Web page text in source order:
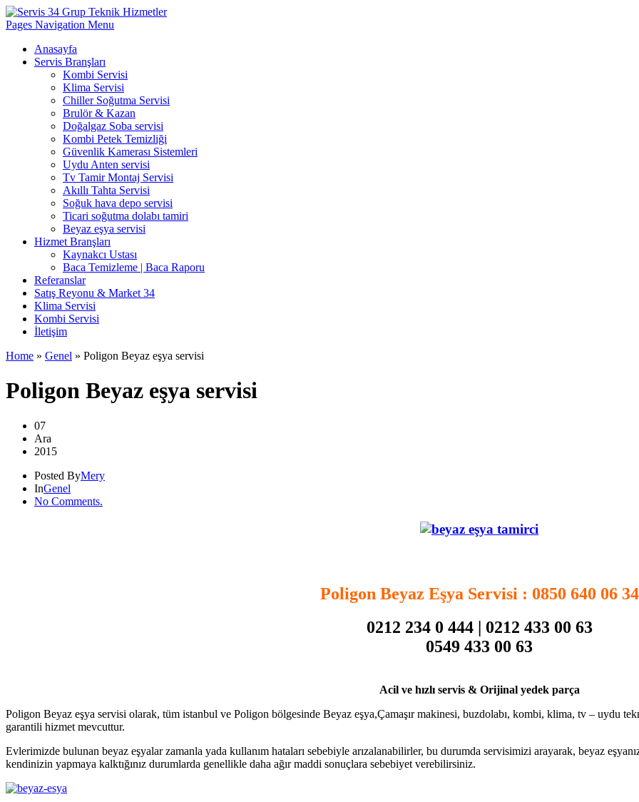
Pages Navigation Menu
Anasayfa
Servis Branşları
Kombi Servisi
Klima Servisi
Chiller Soğutma Servisi
Brulör & Kazan
Doğalgaz Soba servisi
Kombi Petek Temizliği
Güvenlik Kamerası Sistemleri
Uydu Anten servisi
Tv Tamir Montaj Servisi
Akıllı Tahta Servisi
Soğuk hava depo servisi
Ticari soğutma dolabı tamiri
Beyaz eşya servisi
Hizmet Branşları
Kaynakcı Ustası
Baca Temizleme | Baca Raporu
Referanslar
Satış Reyonu & Market 34
Klima Servisi
Kombi Servisi
İletişim
Home » Genel » Poligon Beyaz eşya servisi
Poligon Beyaz eşya servisi
07
Ara
2015
Posted ByMery
InGenel
No Comments.
Poligon Beyaz Eşya Servisi: 0850 640 06 34
0212 234 0 444 | 0212 433 00 63
0549 433 00 63
Acil ve hızlı servis & Orijinal yedek parça
Poligon Beyaz eşya servisi olarak, tüm istanbul ve Poligon bölgesinde Beyaz eşya,Çamaşır makinesi, buzdolabı, kombi, klima, tv – uydu
garantili hizmet mevcuttur.
Evlerimizde bulunan beyaz eşyalar zamanla yada kullanım hataları sebebiyle arızalanabilirler, bu durumda servisimizi arayarak, beyaz
kendinizin yapmaya kalktığınız durumlarda genellikle daha ağır maddi sonuçlara sebebiyet verebilirsiniz.